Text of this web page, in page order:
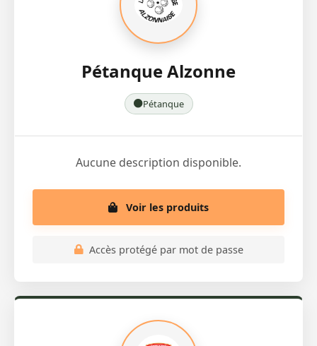
Pétanque Alzonne
Pétanque
Aucune description disponible.
Voir les produits
Accès protégé par mot de passe